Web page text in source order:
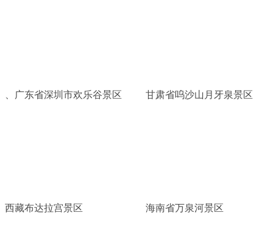
、广东省深圳市欢乐谷景区 甘肃省呜沙山月牙泉景区
西藏布达拉宫景区 海南省万泉河景区